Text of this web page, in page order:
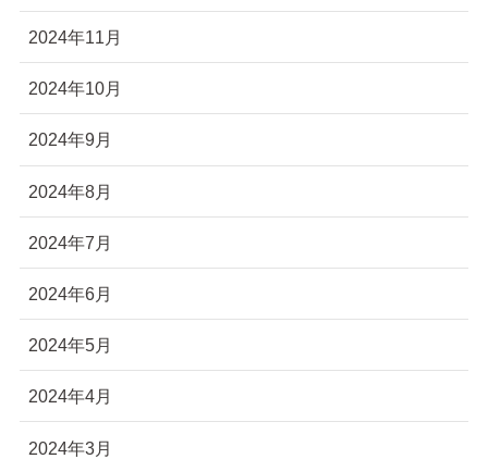
2024年11月
2024年10月
2024年9月
2024年8月
2024年7月
2024年6月
2024年5月
2024年4月
2024年3月